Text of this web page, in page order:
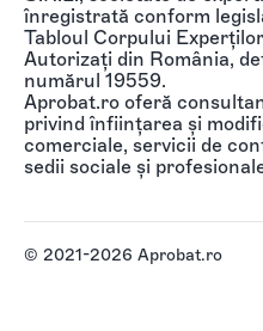
înregistrată conform
Tabloul Corpului
Autorizați din România,
numărul 19559.
Aprobat.ro oferă
privind înființarea și
comerciale, servicii de
sedii sociale și
© 2021-2026 Aprobat.ro